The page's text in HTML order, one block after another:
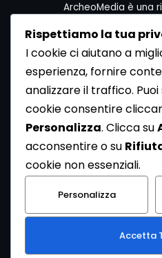
ArcheoMedia è una
Per contattare la
seguenti recapiti:
Redazione
Via Gioberti 80/D -
Tel 011.5806363 - Fax
http://
http://
Rispettiamo la tua
I cookie ci aiutano a
esperienza, fornire
analizzare il traffico.
cookie consentire
Personalizza. Clicca su
acconsentire o su
cookie non essenziali.
Personalizza
Accetta